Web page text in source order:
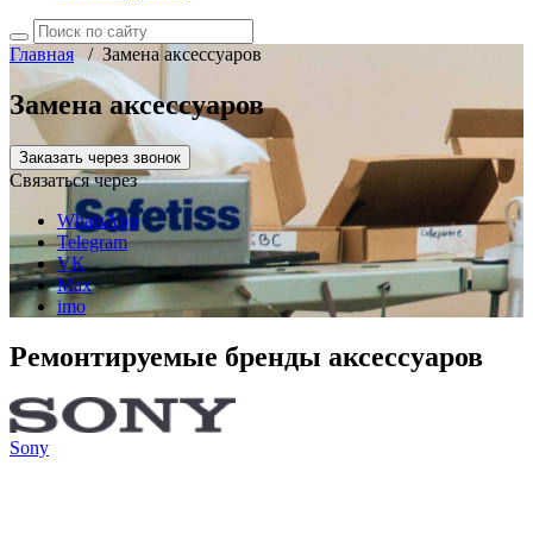
Главная/ Замена аксессуаров
Замена аксессуаров
Заказать через звонок
Связаться через
WhatsApp
Telegram
VK
Max
imo
Ремонтируемые бренды аксессуаров
Sony